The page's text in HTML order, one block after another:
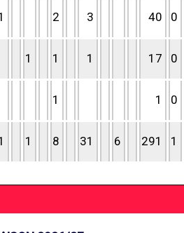
2 3 40 0
1 1 1 17 0
1 1 0
1 8 31 6 291 1